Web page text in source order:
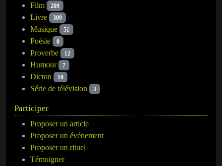
Film 209
Livre 309
Musique 51
Poésie 0
Proverbe 12
Humour 7
Dicton 10
Série de télévision 3
Participer
Proposer un article
Proposer un événement
Proposer un rituel
Témoigner